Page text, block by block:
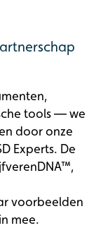
tools — we
door onze
Experts. De
voorbeelden
mee.